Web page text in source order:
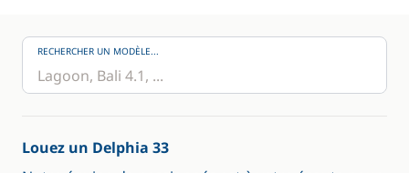
RECHERCHER UN MODÈLE...
Louez un Delphia 33